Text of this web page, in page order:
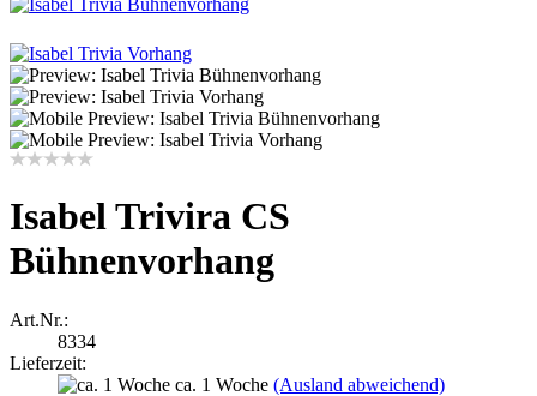
Isabel Trivira CS
Bühnenvorhang
Art.Nr.:
8334
Lieferzeit:
ca. 1 Woche (Ausland abweichend)